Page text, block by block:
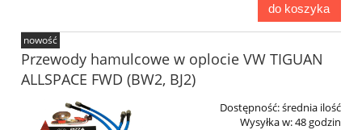
do koszyka
Przewody hamulcowe w oplocie VW TIGUAN
ALLSPACE FWD (BW2, BJ2)
Dostępność:średnia ilość
Wysyłka w:48 godzin
nowość